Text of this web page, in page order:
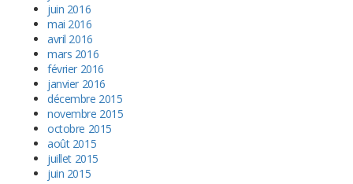
juin 2016
mai 2016
avril 2016
mars 2016
février 2016
janvier 2016
décembre 2015
novembre 2015
octobre 2015
août 2015
juillet 2015
juin 2015